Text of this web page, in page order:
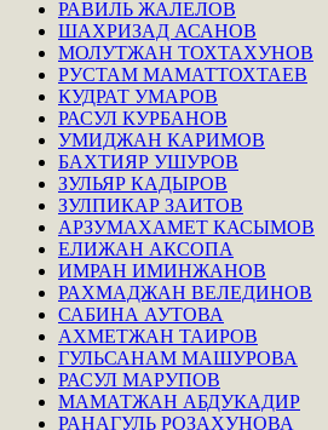
РАВИЛЬ ЖАЛЕЛОВ
ШАХРИЗАД АСАНОВ
МОЛУТЖАН ТОХТАХУНОВ
РУСТАМ МАМАТТОХТАЕВ
КУДРАТ УМАРОВ
РАСУЛ КУРБАНОВ
УМИДЖАН КАРИМОВ
БАХТИЯР УШУРОВ
ЗУЛЬЯР КАДЫРОВ
ЗУЛПИКАР ЗАИТОВ
АРЗУМАХАМЕТ КАСЫМОВ
ЕЛИЖАН АКСОПА
ИМРАН ИМИНЖАНОВ
РАХМАДЖАН ВЕЛЕДИНОВ
САБИНА АУТОВА
АХМЕТЖАН ТАИРОВ
ГУЛЬСАНАМ МАШУРОВА
РАСУЛ МАРУПОВ
МАМАТЖАН АБДУКАДИР
РАНАГУЛЬ РОЗАХУНОВА